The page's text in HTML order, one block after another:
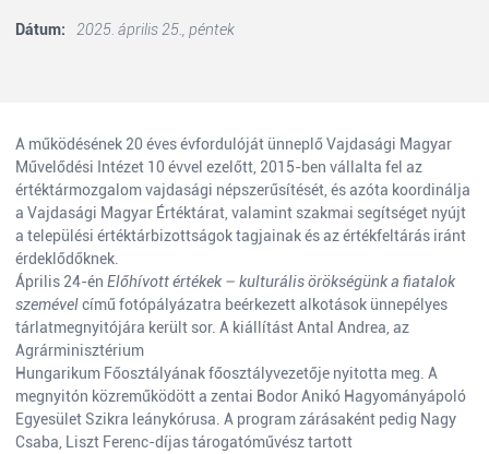
Dátum: 2025. április 25., péntek
A működésének 20 éves évfordulóját ünneplő Vajdasági Magyar
Művelődési Intézet 10 évvel ezelőtt, 2015-ben vállalta fel az
értéktármozgalom vajdasági népszerűsítését, és azóta koordinálja
a Vajdasági Magyar Értéktárat, valamint szakmai segítséget nyújt
a települési értéktárbizottságok tagjainak és az értékfeltárás iránt
érdeklődőknek.
Április 24-én Előhívott értékek – kulturális örökségünk a fiatalok
szemévelcímű fotópályázatra beérkezett alkotások ünnepélyes
tárlatmegnyitójára került sor. A kiállítást Antal Andrea, az
Agrárminisztérium
Hungarikum Főosztályának főosztályvezetője nyitotta meg. A
megnyitón közreműködött a zentai Bodor Anikó Hagyományápoló
Egyesület Szikra leánykórusa. A program zárásaként pedig Nagy
Csaba, Liszt Ferenc-díjas tárogatóművész tartott